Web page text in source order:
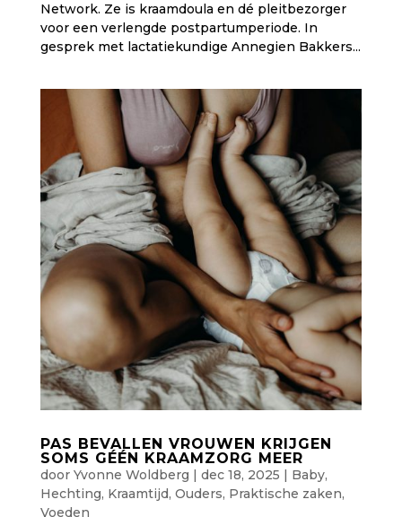
Network. Ze is kraamdoula en dé pleitbezorger
voor een verlengde postpartumperiode. In
gesprek met lactatiekundige Annegien Bakkers...
PAS BEVALLEN VROUWEN KRIJGEN
SOMS GÉÉN KRAAMZORG MEER
door Yvonne Woldberg dec 18, 2025 Baby,
Hechting, Kraamtijd, Ouders, Praktische zaken,
Voeden